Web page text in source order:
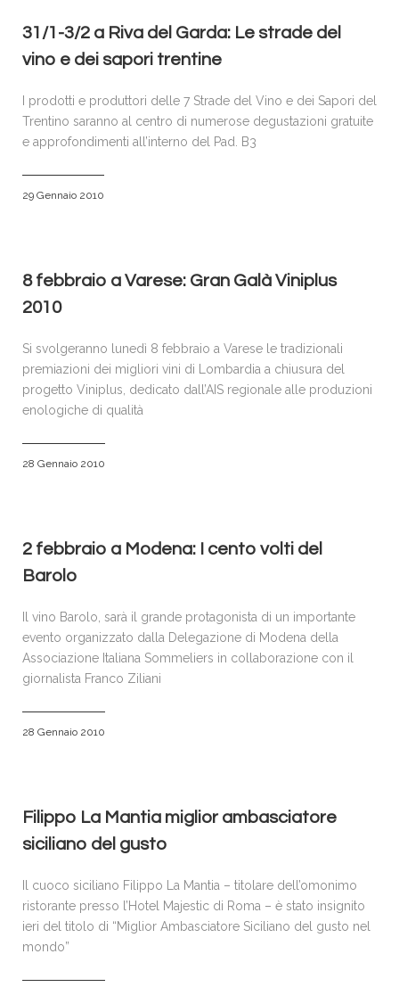
31/1-3/2 a Riva del Garda: Le strade del
vino e dei sapori trentine
I prodotti e produttori delle 7 Strade del Vino e dei Sapori del
Trentino saranno al centro di numerose degustazioni gratuite
e approfondimenti all’interno del Pad. B3
29 Gennaio 2010
8 febbraio a Varese: Gran Galà Viniplus
2010
Si svolgeranno lunedì 8 febbraio a Varese le tradizionali
premiazioni dei migliori vini di Lombardia a chiusura del
progetto Viniplus, dedicato dall’AIS regionale alle produzioni
enologiche di qualità
28 Gennaio 2010
2 febbraio a Modena: I cento volti del
Barolo
Il vino Barolo, sarà il grande protagonista di un importante
evento organizzato dalla Delegazione di Modena della
Associazione Italiana Sommeliers in collaborazione con il
giornalista Franco Ziliani
28 Gennaio 2010
Filippo La Mantia miglior ambasciatore
siciliano del gusto
Il cuoco siciliano Filippo La Mantia – titolare dell’omonimo
ristorante presso l’Hotel Majestic di Roma – è stato insignito
ieri del titolo di “Miglior Ambasciatore Siciliano del gusto nel
mondo”